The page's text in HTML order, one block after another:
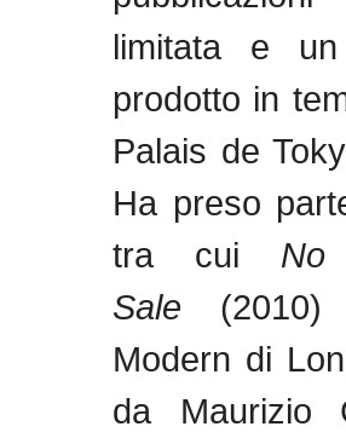
limitata e un
prodotto in
Palais de
Ha preso
tra cui
Sale
Modern di
da Maurizio